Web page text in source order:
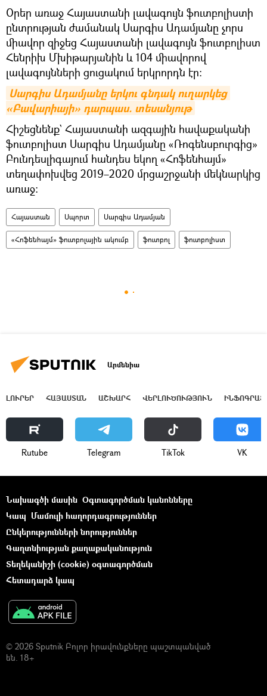
Օրեր առաջ Հայաստանի լավագույն ֆուտբոլիստի
ընտրության ժամանակ Սարգիս Ադամյանը չորս
միավոր զիջեց Հայաստանի լավագույն ֆուտբոլիստ
Հենրիխ Մխիթարյանին և 104 միավորով
լավագույնների ցուցակում երկրորդն էր:
Սարգիս Ադամյանը երկու գնդակ ուղարկեց
«Բավարիայի» դարպաս. տեսանյութ
Հիշեցնենք` Հայաստանի ազգային հավաքականի
ֆուտբոլիստ Սարգիս Ադամյանը «Ռոգենսբուրգից»
Բունդեսլիգայում հանդես եկող «Հոֆենհայմ»
տեղափոխվեց 2019–2020 մրցաշրջանի մեկնարկից
առաջ:
Հայաստան Սպորտ Սարգիս Ադամյան
«Հոֆենհայմ» ֆուտբոլային ակումբ ֆուտբոլ ֆուտբոլիստ
Արմենիա
ԼՈՒՐԵՐ ՀԱՅԱՍՏԱՆ ԱՇԽԱՐՀ ՎԵՐԼՈՒԾՈՒԹՅՈՒՆ
Rutube Telegram ТikТоk VK
Նախագծի մասին Օգտագործման կանոնները
Կապ Մամուլի հաղորդագրություններ
Ընկերությունների նորություններ
Գաղտնիության քաղաքականություն
Տեղեկանիշի (cookie) օգտագործման
Հետադարձ կապ
© 2026 Sputnik Բոլոր իրավունքները պաշտպանված
են. 18+